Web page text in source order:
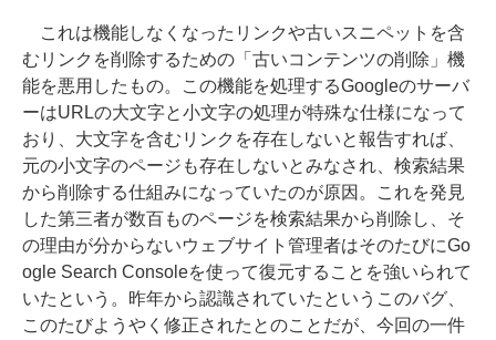
これは機能しなくなったリンクや古いスニペットを含
むリンクを削除するための「古いコンテンツの削除」機
能を悪用したもの。この機能を処理するGoogleのサーバ
ーはURLの大文字と小文字の処理が特殊な仕様になって
おり、大文字を含むリンクを存在しないと報告すれば、
元の小文字のページも存在しないとみなされ、検索結果
から削除する仕組みになっていたのが原因。これを発見
した第三者が数百ものページを検索結果から削除し、そ
の理由が分からないウェブサイト管理者はそのたびにGo
ogle Search Consoleを使って復元することを強いられて
いたという。昨年から認識されていたというこのバグ、
このたびようやく修正されたとのことだが、今回の一件